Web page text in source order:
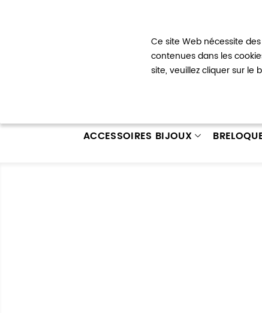
Ce site Web nécessite
contenues dans les
site, veuillez cliquer sur le
Mon
ACCESSOIRES BIJOUX